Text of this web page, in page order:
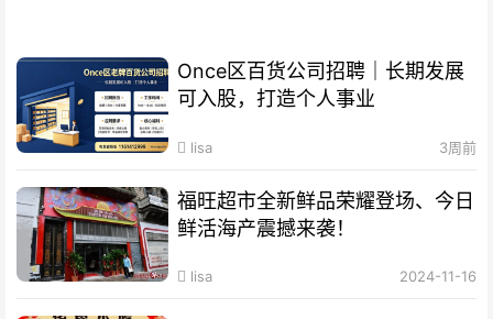
Once区百货公司招聘｜长期发展
可入股，打造个人事业
lisa 3周前
福旺超市全新鲜品荣耀登场、今日
鲜活海产震撼来袭！
lisa 2024-11-16